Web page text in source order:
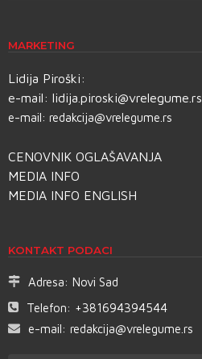
MARKETING
Lidija Piroški:
e-mail: lidija.piroski@vrelegume.rs
e-mail: redakcija@vrelegume.rs
CENOVNIK OGLAŠAVANJA
MEDIA INFO
MEDIA INFO ENGLISH
KONTAKT PODACI
Adresa: Novi Sad
Telefon: +381694394544
e-mail: redakcija@vrelegume.rs